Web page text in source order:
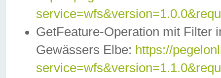
GetFeature-Operation mit Filter
Gewässers Elbe: https://